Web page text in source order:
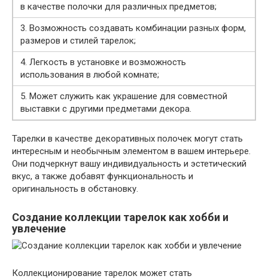
в качестве полочки для различных предметов;
3. Возможность создавать комбинации разных форм,
размеров и стилей тарелок;
4. Легкость в установке и возможность
использования в любой комнате;
5. Может служить как украшение для совместной
выставки с другими предметами декора.
Тарелки в качестве декоративных полочек могут стать
интересным и необычным элементом в вашем интерьере.
Они подчеркнут вашу индивидуальность и эстетический
вкус, а также добавят функциональность и
оригинальность в обстановку.
Создание коллекции тарелок как хобби и
увлечение
Коллекционирование тарелок может стать